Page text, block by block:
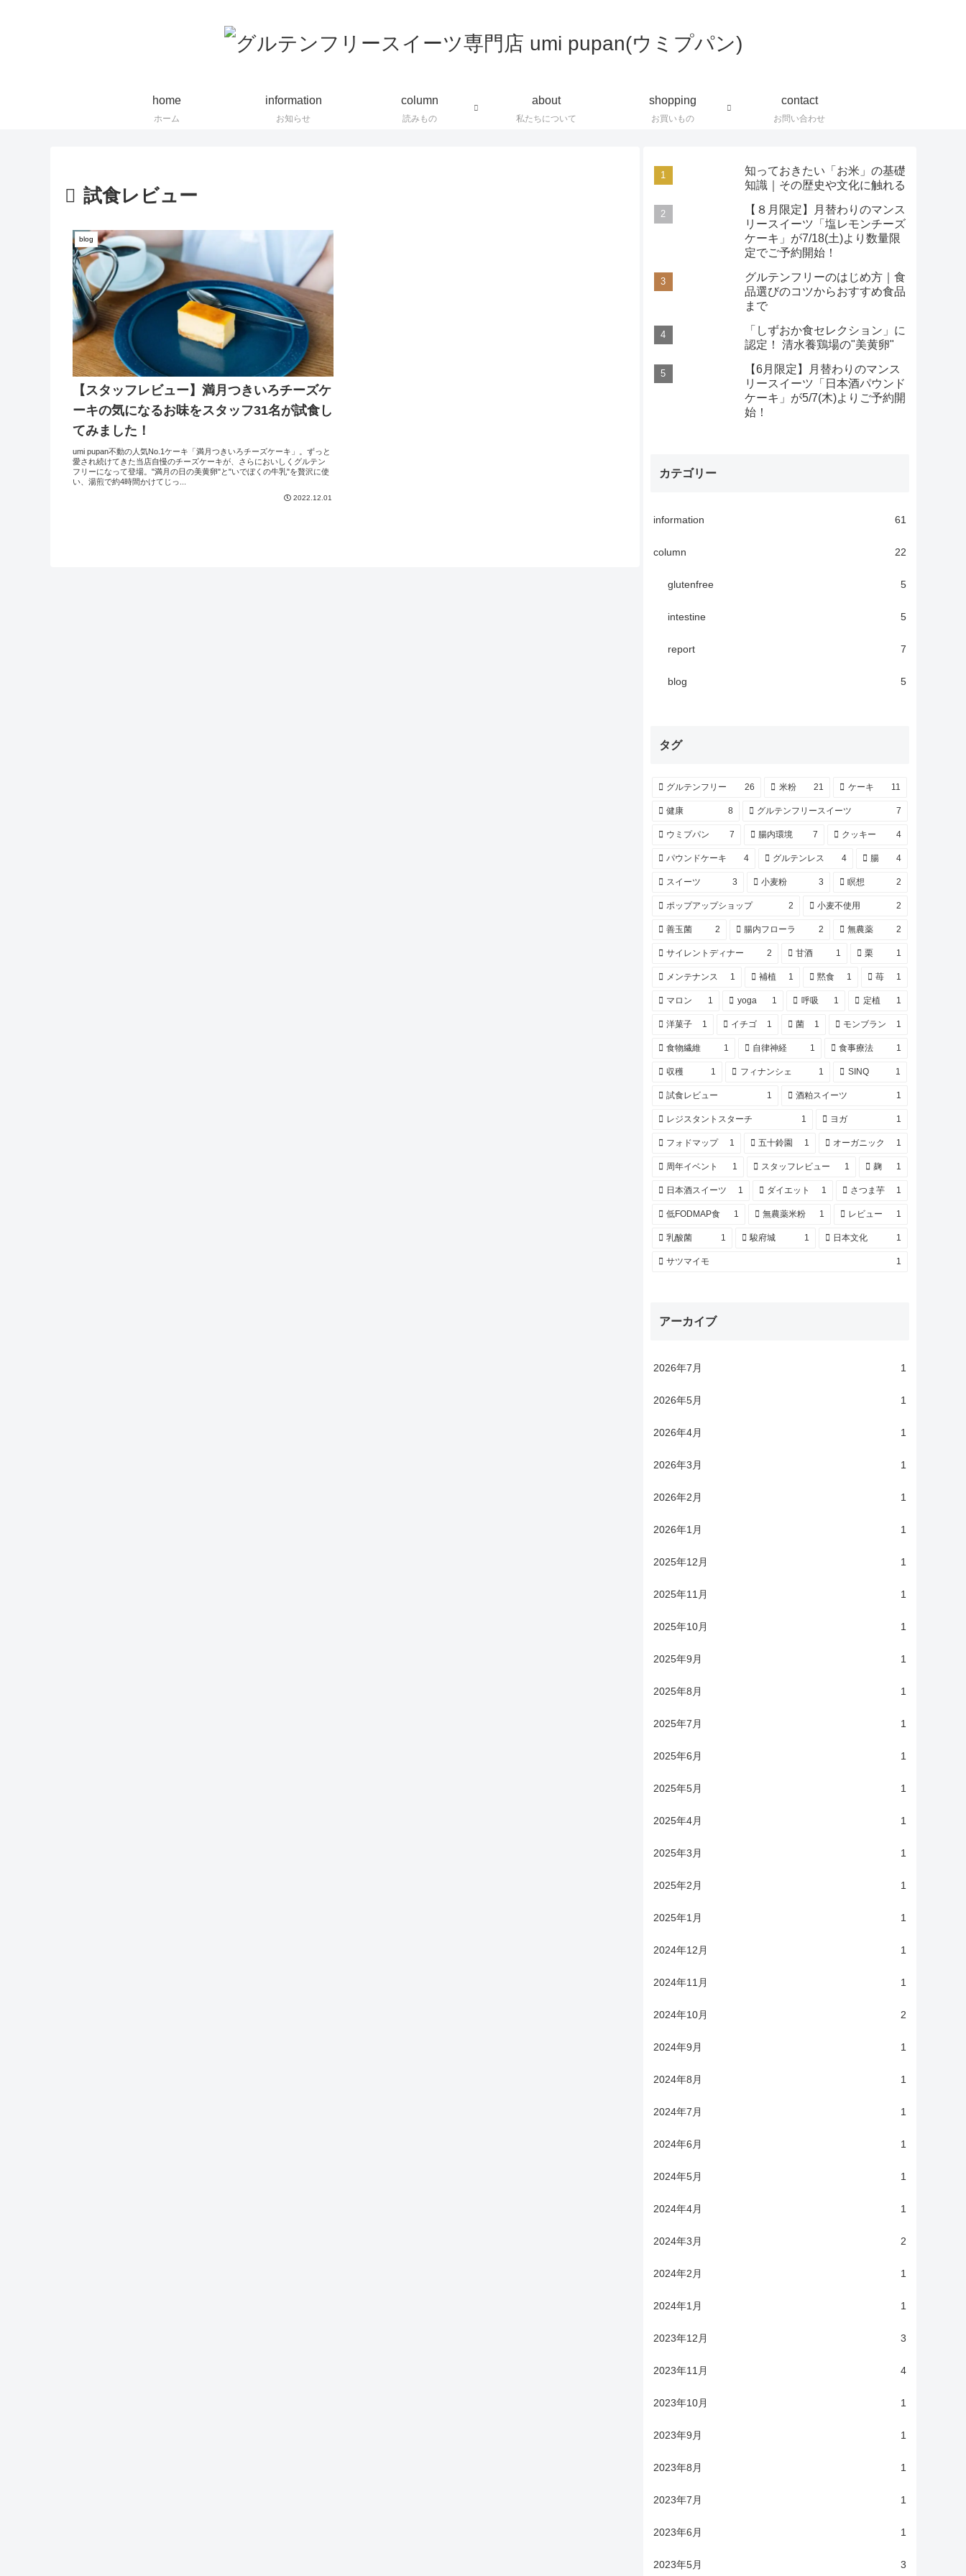
home
ホーム
information
お知らせ
column
読みもの
about
私たちについて
shopping
お買いもの
contact
お問い合わせ
試食レビュー
blog
【スタッフレビュー】満月つきいろチーズケ
ーキの気になるお味をスタッフ31名が試食し
てみました！
umi pupan不動の人気No.1ケーキ「満月つきいろチーズケーキ」。ずっと
愛され続けてきた当店自慢のチーズケーキが、さらにおいしくグルテン
フリーになって登場。"満月の日の美黄卵"と"いでぼくの牛乳"を贅沢に使
い、湯煎で約4時間かけてじっ...
2022.12.01
知っておきたい「お米」の基礎
知識｜その歴史や文化に触れる
【８月限定】月替わりのマンス
リースイーツ「塩レモンチーズ
ケーキ」が7/18(土)より数量限
定でご予約開始！
グルテンフリーのはじめ方｜食
品選びのコツからおすすめ食品
まで
「しずおか食セレクション」に
認定！ 清水養鶏場の"美黄卵"
【6月限定】月替わりのマンス
リースイーツ「日本酒パウンド
ケーキ」が5/7(木)よりご予約開
始！
カテゴリー
information 61
column 22
glutenfree 5
intestine 5
report 7
blog 5
タグ
グルテンフリー 26 米粉 21 ケーキ 11
健康 8 グルテンフリースイーツ 7
ウミプパン 7 腸内環境 7 クッキー 4
パウンドケーキ 4 グルテンレス 4 腸 4
スイーツ 3 小麦粉 3 瞑想 2
ポップアップショップ 2 小麦不使用 2
善玉菌 2 腸内フローラ 2 無農薬 2
サイレントディナー 2 甘酒 1 栗 1
メンテナンス 1 補植 1 黙食 1 苺 1
マロン 1 yoga 1 呼吸 1 定植 1
洋菓子 1 イチゴ 1 菌 1 モンブラン 1
食物繊維 1 自律神経 1 食事療法 1
収穫 1 フィナンシェ 1 SINQ 1
試食レビュー 1 酒粕スイーツ 1
レジスタントスターチ 1 ヨガ 1
フォドマップ 1 五十鈴園 1 オーガニック 1
周年イベント 1 スタッフレビュー 1 麹 1
日本酒スイーツ 1 ダイエット 1 さつま芋 1
低FODMAP食 1 無農薬米粉 1 レビュー 1
乳酸菌 1 駿府城 1 日本文化 1
サツマイモ 1
アーカイブ
2026年7月 1
2026年5月 1
2026年4月 1
2026年3月 1
2026年2月 1
2026年1月 1
2025年12月 1
2025年11月 1
2025年10月 1
2025年9月 1
2025年8月 1
2025年7月 1
2025年6月 1
2025年5月 1
2025年4月 1
2025年3月 1
2025年2月 1
2025年1月 1
2024年12月 1
2024年11月 1
2024年10月 2
2024年9月 1
2024年8月 1
2024年7月 1
2024年6月 1
2024年5月 1
2024年4月 1
2024年3月 2
2024年2月 1
2024年1月 1
2023年12月 3
2023年11月 4
2023年10月 1
2023年9月 1
2023年8月 1
2023年7月 1
2023年6月 1
2023年5月 3